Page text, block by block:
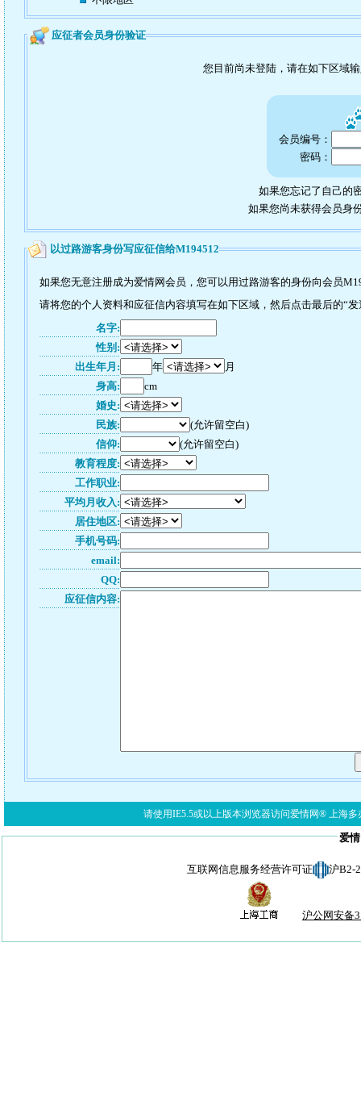
应征者会员身份验证
您目前尚未登陆，请在如下区域
会员编号：
密码：
如果您忘记了自己的
如果您尚未获得会员身
以过路游客身份写应征信给M194512
如果您无意注册成为爱情网会员，您可以用过路游客的身份向会员
请将您的个人资料和应征信内容填写在如下区域，然后点击最后的“
名字:
性别:
出生年月:
年
月
身高:
cm
婚史:
民族:
(允许留空白)
信仰:
(允许留空白)
教育程度:
工作职业:
平均月收入:
居住地区:
手机号码:
email:
QQ:
应征信内容:
请使用IE5.5或以上版本浏览器访问爱情网® 上海多
爱
互联网信息服务经营许可证 沪B2-
沪公网安备